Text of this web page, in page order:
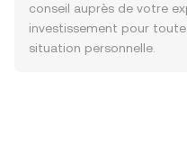
conseil auprès de votre
investissement pour
situation personnelle.